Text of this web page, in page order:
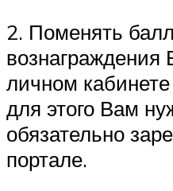
2. Поменять
личном
для этого Вам
обязательно
портале.